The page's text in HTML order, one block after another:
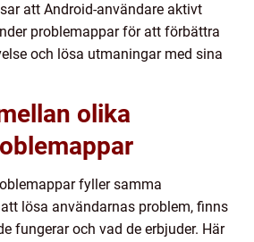
att Android-användare aktivt
problemappar för att förbättra
och lösa utmaningar med sina
olika
fyller samma
lösa användarnas problem, finns
fungerar och vad de erbjuder. Här